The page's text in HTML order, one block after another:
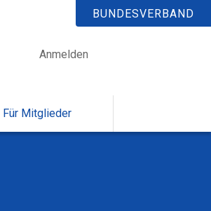
BUNDESVERBAND
Anmelden
Für Mitglieder